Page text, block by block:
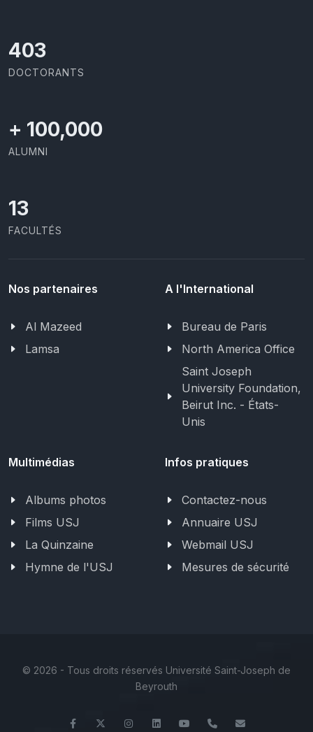
437
DOCTORANTS
+ 100,000
ALUMNI
13
FACULTÉS
Nos partenaires
Al Mazeed
Lamsa
A l'International
Bureau de Paris
North America Office
Saint Joseph
University Foundation,
Beirut Inc. - États-
Unis
Multimédias
Albums photos
Films USJ
La Quinzaine
Hymne de l'USJ
Infos pratiques
Contactez-nous
Annuaire USJ
Webmail USJ
Mesures de sécurité
© 2026 - Tous droits réservés Université Saint-Joseph de
Beyrouth
FacebookTwitter InstagramLinkedInYouTube+961 (1) 421 586